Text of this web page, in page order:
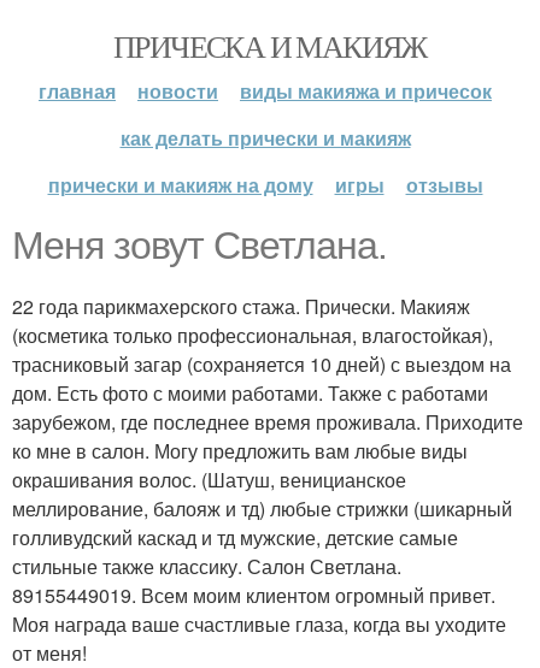
ПРИЧЕСКА И МАКИЯЖ
главная новости
виды макияжа и причесок
как делать прически и макияж
прически и макияж на дому
игры отзывы
Меня зовут Светлана.
22 года парикмахерского стажа. Прически. Макияж
(косметика только профессиональная, влагостойкая),
трасниковый загар (сохраняется 10 дней) с выездом на
дом. Есть фото с моими работами. Также с работами
зарубежом, где последнее время проживала. Приходите
ко мне в салон. Могу предложить вам любые виды
окрашивания волос. (Шатуш, веницианское
меллирование, балояж и тд) любые стрижки (шикарный
голливудский каскад и тд мужские, детские самые
стильные также классику. Салон Светлана.
89155449019. Всем моим клиентом огромный привет.
Моя награда ваше счастливые глаза, когда вы уходите
от меня!